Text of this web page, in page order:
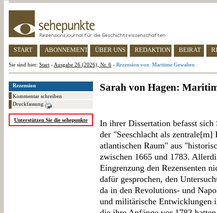
START ABONNEMENT ÜBER UNS REDAKTION BEIRAT
Sie sind hier: Start - Ausgabe 26 (2026), Nr. 6 - Rezension von: Maritime Gewalten
Rezension
Kommentar schreiben
Druckfassung
Unterstützen Sie die sehepunkte
Sarah von Hagen:
In ihrer Dissertation befasst
der "Seeschlacht als
atlantischen Raum" aus
zwischen 1665 und 1783.
Eingrenzung den Rezensenten
dafür gesprochen, den
da in den Revolutions- und
und militärische Entwicklungen